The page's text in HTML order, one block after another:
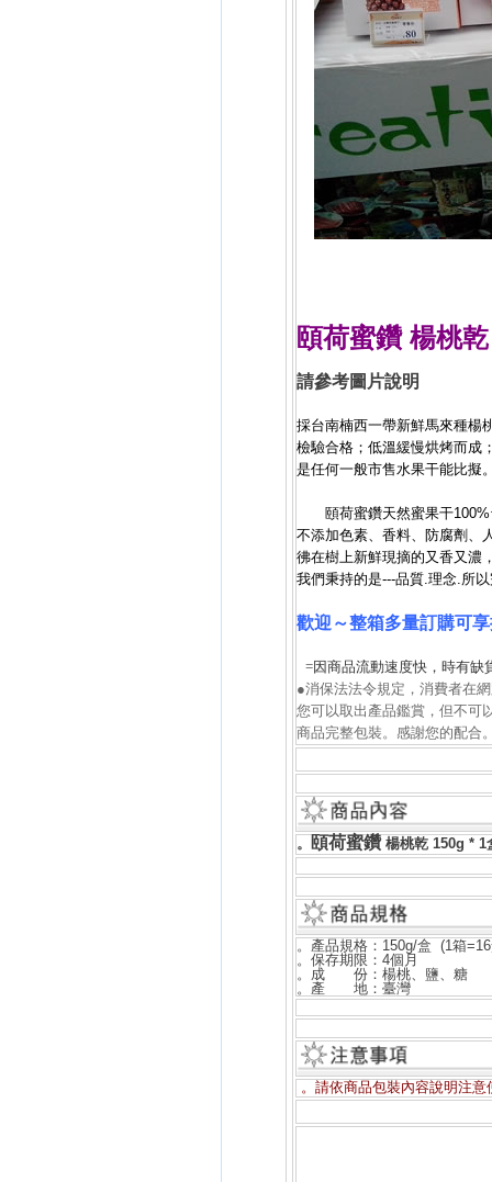
頤荷蜜鑽楊桃
請參考圖片說明
採台南楠西一帶新鮮馬來種楊
檢驗合格；低溫緩慢烘烤而成
是任何一般市售水果干能比擬
頤荷蜜鑽天然蜜果干
不添加色素、香料、防腐劑、
彿在樹上新鮮現摘的又香又濃
我們秉持的是---品質.理念.所
歡迎～整箱多量訂購可
=因商品流動速度快，時有缺
●消保法法令規定，消費者在
您可以取出產品鑑賞，但不可
商品完整包裝。感謝您的配合
。 頤荷蜜鑽楊桃乾 150g * 1
。產品規格：150g/盒 (1箱
。保存期限：4個月
。成 份：楊桃、鹽、糖
。產 地：臺灣
。請依商品包裝內容說明注意